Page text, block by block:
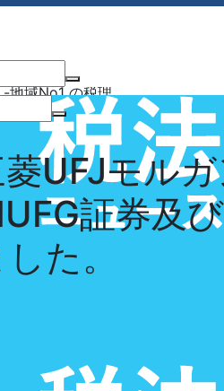
（多治見市・
地域No1 の税理
– 会計・税務はも
必要とするあら
ネスを総合的にサ
務のプロフェッ
事務所案内 経営理念
UFJモル
証券及
た。